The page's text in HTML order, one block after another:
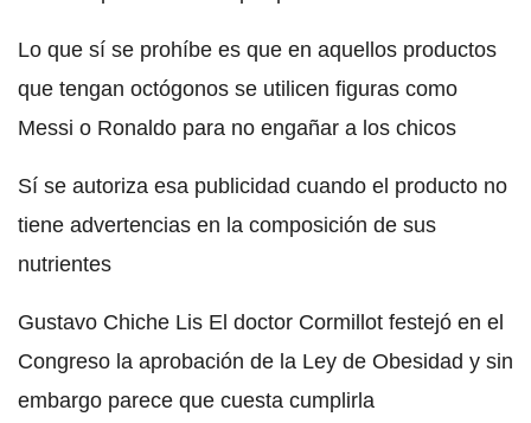
Lo que sí se prohíbe es que en aquellos productos
que tengan octógonos se utilicen figuras como
Messi o Ronaldo para no engañar a los chicos
Sí se autoriza esa publicidad cuando el producto no
tiene advertencias en la composición de sus
nutrientes
Gustavo Chiche Lis El doctor Cormillot festejó en el
Congreso la aprobación de la Ley de Obesidad y sin
embargo parece que cuesta cumplirla